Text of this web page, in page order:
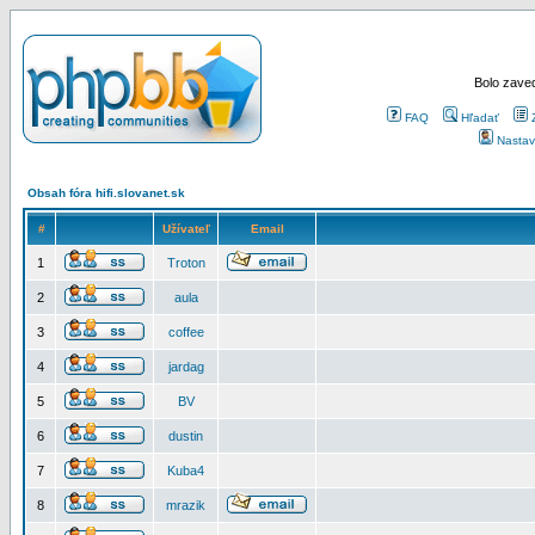
Bolo
FAQ Hľadať
Obsah fóra hifi.slovanet.sk
# Užívateľ Email
1 Troton
2 aula
3 coffee
4 jardag
5 BV
6 dustin
7 Kuba4
8 mrazik